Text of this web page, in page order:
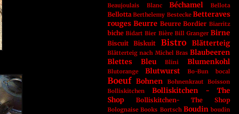
Beaujoulais Blanc
Béchamel Bellota
Bellotta Berthelemy Bestecke Betteraves
rouges Beurre Beurre Bordier Biarritz
biche Bidart Bier Bière Bill Granger Birne
Biscuit Biskuit Bistro Blätterteig
Blätterteig nach Michel Bras Blaubeeren
Blettes
Bleu Blini Blumenkohl
Blutorange Blutwurst Bo-Bun bocal
Boeuf Bohnen Bohnenkraut Boisson
Bolliskitchen
Bolliskitchen - The
Shop
Bolliskitchen- The Shop
Bolognaise Books Bortsch Boudin boudin